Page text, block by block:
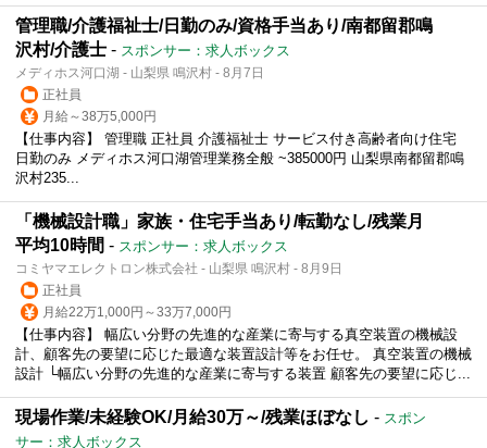
管理職/介護福祉士/日勤のみ/資格手当あり/南都留郡鳴
沢村/介護士 - スポンサー：求人ボックス
メディホス河口湖 - 山梨県 鳴沢村 - 8月7日
正社員
月給～38万5,000円
【仕事内容】 管理職 正社員 介護福祉士 サービス付き高齢者向け住宅
日勤のみ メディホス河口湖管理業務全般 ~385000円 山梨県南都留郡鳴
沢村235...
「機械設計職」家族・住宅手当あり/転勤なし/残業月
平均10時間 - スポンサー：求人ボックス
コミヤマエレクトロン株式会社 - 山梨県 鳴沢村 - 8月9日
正社員
月給22万1,000円～33万7,000円
【仕事内容】 幅広い分野の先進的な産業に寄与する真空装置の機械設
計、顧客先の要望に応じた最適な装置設計等をお任せ。 真空装置の機械
設計 └幅広い分野の先進的な産業に寄与する装置 顧客先の要望に応じ...
現場作業/未経験OK/月給30万～/残業ほぼなし - スポン
サー：求人ボックス